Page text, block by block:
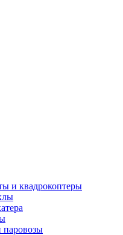
и квадрокоптеры
паровозы